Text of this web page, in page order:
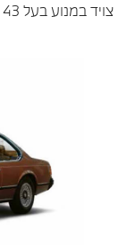
צויד במנוע בעל 43 כ"ס אשר לא פלט מזהמים.